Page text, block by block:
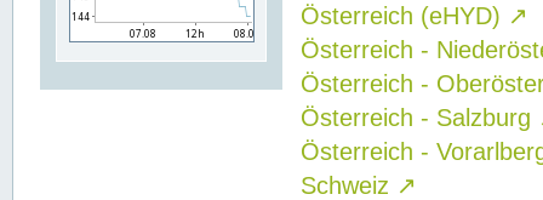
Österreich (eHYD) ↗
Österreich -
Österreich -
Österreich - Salzburg
Österreich -
Schweiz ↗